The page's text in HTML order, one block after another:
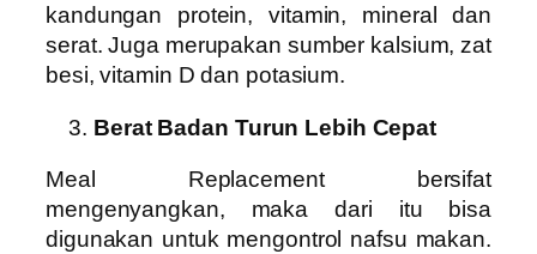
kandungan protein, vitamin, mineral dan
serat. Juga merupakan sumber kalsium, zat
besi, vitamin D dan potasium.
Berat Badan Turun Lebih Cepat
Meal Replacement bersifat
mengenyangkan, maka dari itu bisa
digunakan untuk mengontrol nafsu makan.